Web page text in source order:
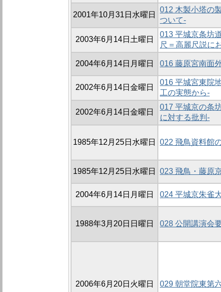
2001年10月31日水曜日
012 木製小塔の
ついて-
2003年6月14日土曜日
013 平城京条坊
尺＝高麗尺説に
2004年6月14日月曜日 016 藤原宮南面
2002年6月14日金曜日
016 平城宮東院
工の実態から-
2002年6月14日金曜日
017 平城京の条
に対する批判-
1985年12月25日水曜日 022 飛鳥資料館
1985年12月25日水曜日 023 飛鳥・藤原
2004年6月14日月曜日 024 平城京朱雀
1988年3月20日日曜日 028 公開講演会
2006年6月20日火曜日 029 朝堂院東第